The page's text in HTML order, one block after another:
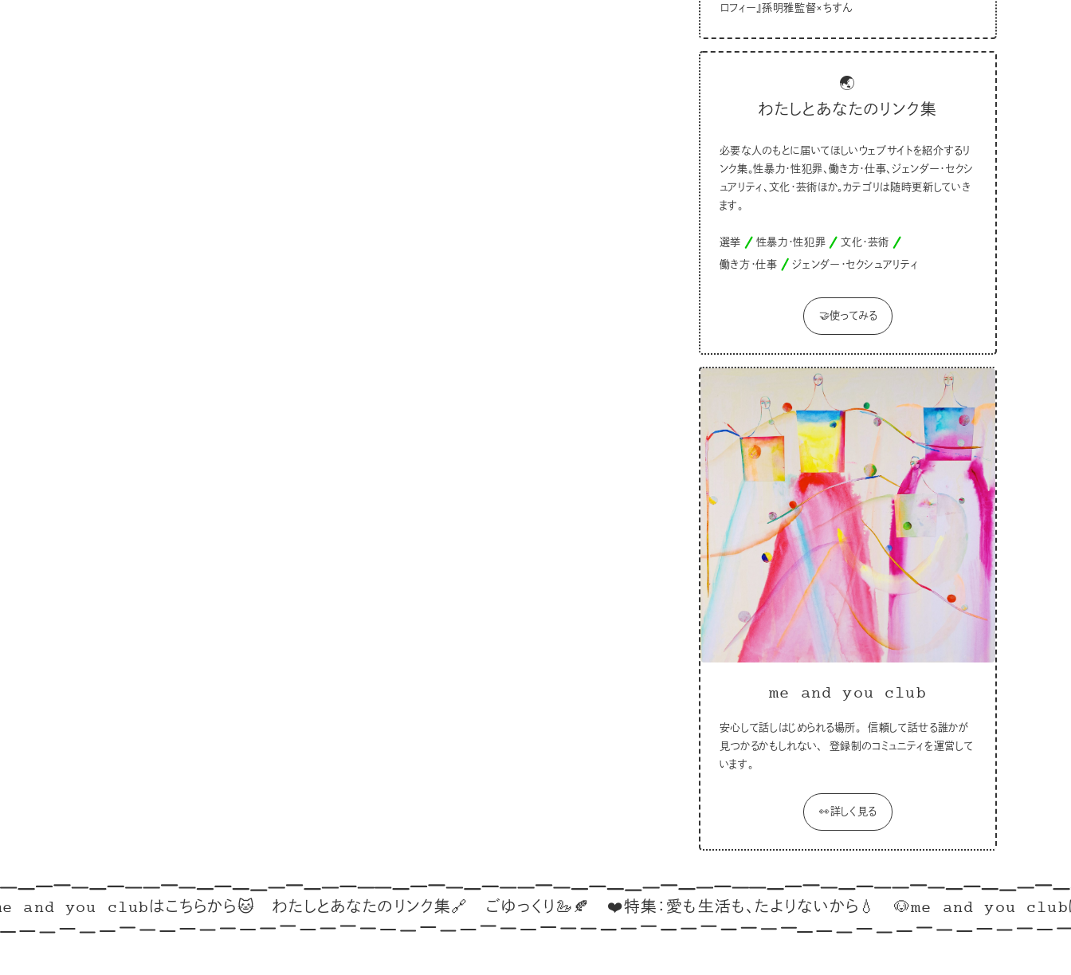
ロフィー』孫明雅監督×ちすん
🌏
わたしとあなたのリンク集
必要な人のもとに届いてほしいウェブサイトを紹介するリ
ンク集。性暴力・性犯罪、働き方・仕事、ジェンダー・セクシ
ュアリティ、文化・芸術ほか。カテゴリは随時更新していき
ます。
選挙 性暴力・性犯罪
文化・芸術
働き方・仕事
ジェンダー・セクシュアリティ
🤝使ってみる
me and you club
安心して話しはじめられる場所。 信頼して話せる誰かが
見つかるかもしれない、 登録制のコミュニティを運営して
います。
👀詳しく見る
you clubはこちらから🐱 わたしとあなたのリンク集🔗 ごゆっくり🦢🍂 ❤️特集：愛も生活も、たよりないから💧 🐶me and you clubはこち